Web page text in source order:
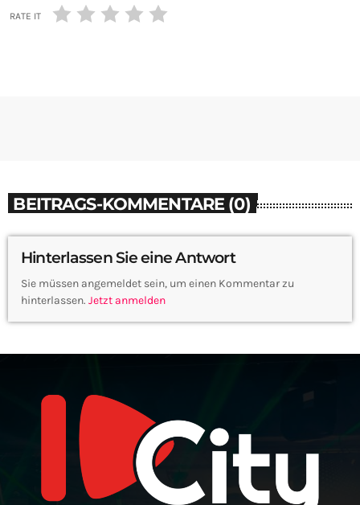
RATE IT
BEITRAGS-KOMMENTARE (0)
Hinterlassen Sie eine Antwort
Sie müssen angemeldet sein, um einen Kommentar zu
hinterlassen. Jetzt anmelden